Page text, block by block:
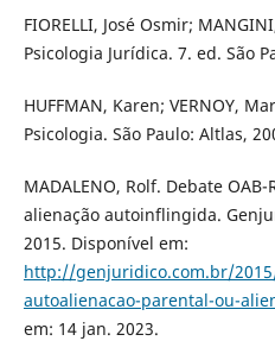
FIORELLI, José Osmir;
Psicologia Jurídica. 7. ed. São
HUFFMAN, Karen; VERNOY,
Psicologia. São Paulo: Altlas,
MADALENO, Rolf. Debate
alienação autoinflingida.
2015. Disponível em:
http://genjuridico.com.br/
autoalienacao-parental-ou-
em: 14 jan. 2023.